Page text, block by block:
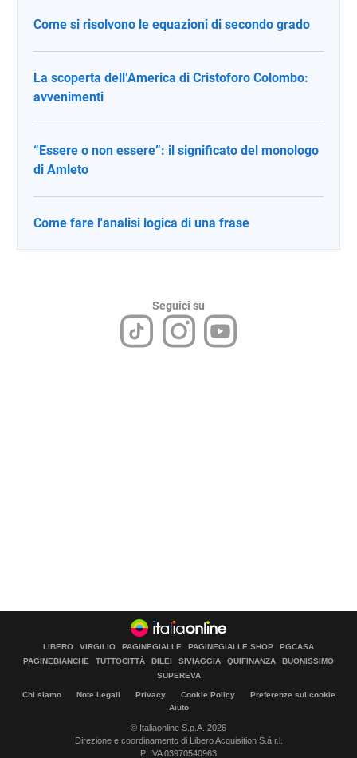
Come si risolvono le equazioni di secondo grado
La scoperta dell’America di Cristoforo Colombo:
avvenimenti
“Essere o non essere”: il significato del monologo
di Amleto
Come fare l'analisi logica di una frase
Seguici su
LIBERO VIRGILIO PAGINEGIALLE PAGINEGIALLE SHOP
PGCASA
PAGINEBIANCHE
TUTTOCITTÀ DILEI SIVIAGGIA QUIFINANZA
BUONISSIMO
SUPEREVA
Chi siamo Note Legali Privacy Cookie Policy
Preferenze sui cookie
Aiuto
© Italiaonline S.p.A. 2026
Direzione e coordinamento di Libero Acquisition S.á r.l.
P. IVA 03970540963